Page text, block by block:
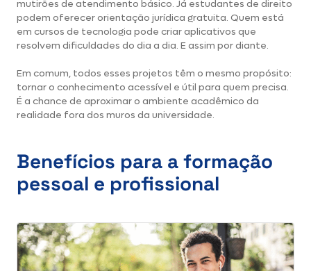
mutirões de atendimento básico. Já estudantes de direito
podem oferecer orientação jurídica gratuita. Quem está
em cursos de tecnologia pode criar aplicativos que
resolvem dificuldades do dia a dia. E assim por diante.
Em comum, todos esses projetos têm o mesmo propósito:
tornar o conhecimento acessível e útil para quem precisa.
É a chance de aproximar o ambiente acadêmico da
realidade fora dos muros da universidade.
Benefícios para a formação
pessoal e profissional